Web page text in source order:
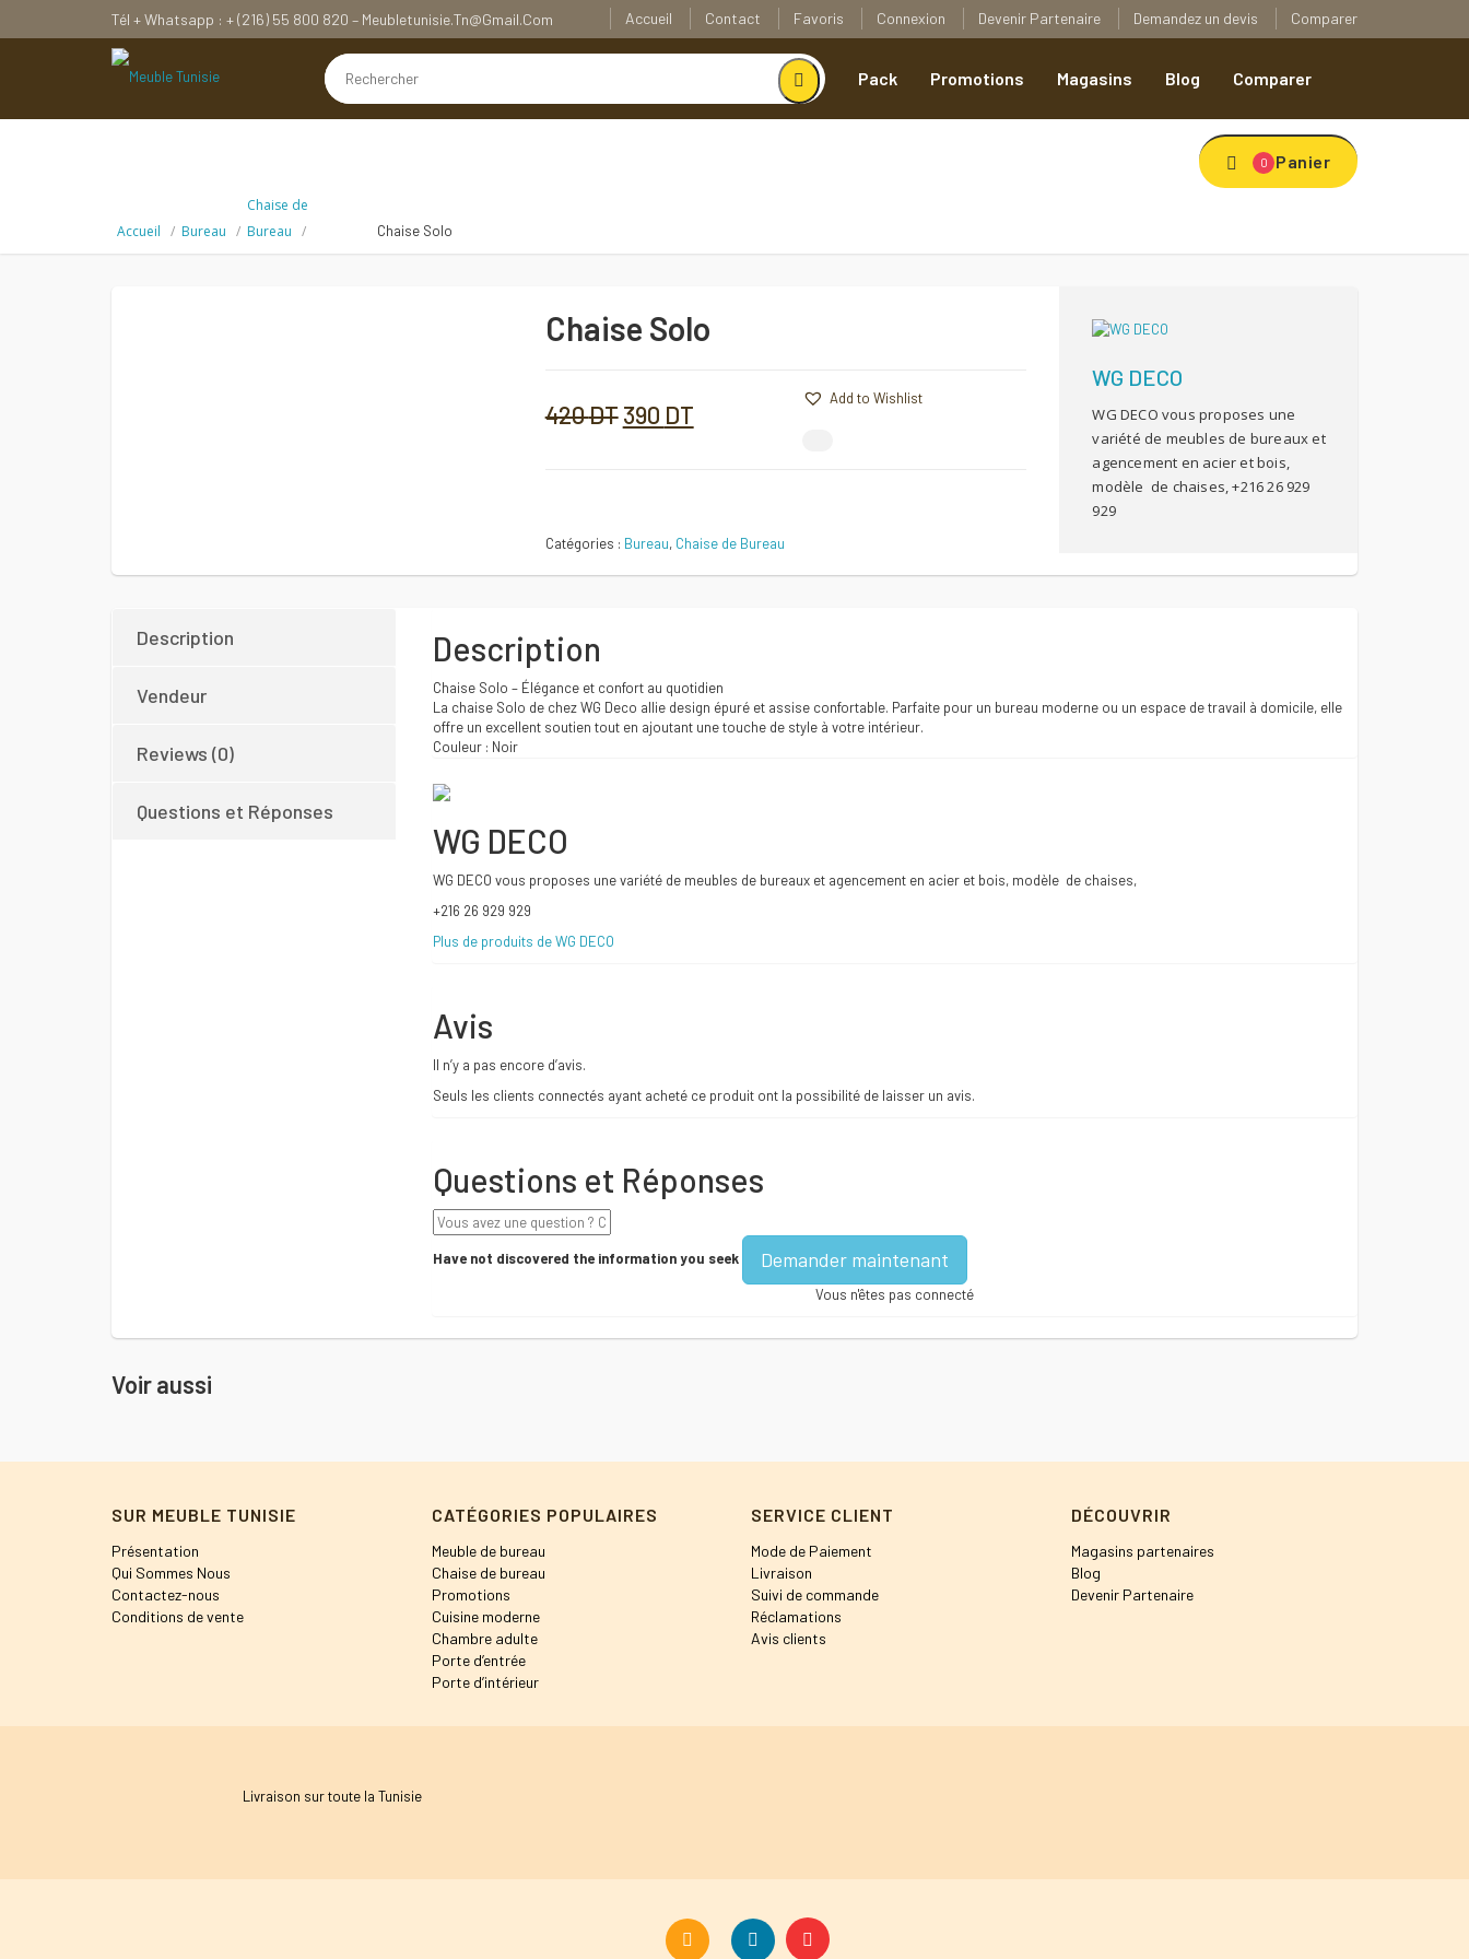
Accueil Contact Favoris Connexion Devenir Partenaire Demandez un devis Comparer
Tél + Whatsapp : + (216) 55 800 820 – Meubletunisie.tn@gmail.com
Pack Promotions Magasins Blog Comparer
0 Panier
Accueil Bureau
Chaise de
Bureau
Chaise Solo
Chaise Solo
420DT Le
était :
390 DTLe
est :
Add to Wishlist
Add to Wishlist
Catégories : Bureau, Chaise de Bureau
WG DECO
WG DECO vous proposes une
variété de meubles de bureaux et
agencement en acier et bois,
modèle de chaises, +216 26 929
929
Description
Vendeur
Reviews (0)
Questions et Réponses
Description
Chaise Solo – Élégance et confort au quotidien
La chaise Solo de chez WG Deco allie design épuré et assise confortable. Parfaite pour un bureau moderne ou un espace de travail à domicile, elle
offre un excellent soutien tout en ajoutant une touche de style à votre intérieur.
Couleur : Noir
WG DECO
WG DECO vous proposes une variété de meubles de bureaux et agencement en acier et bois, modèle de chaises,
+216 26 929 929
Plus de produits de WG DECO
Avis
Il n’y a pas encore d’avis.
Seuls les clients connectés ayant acheté ce produit ont la possibilité de laisser un avis.
Questions et Réponses
Have not discovered the information you seek Demander maintenant
Vous n'êtes pas connecté
Voir aussi
SUR MEUBLE TUNISIE
Présentation
Qui Sommes Nous
Contactez-nous
Conditions de vente
CATÉGORIES POPULAIRES
Meuble de bureau
Chaise de bureau
Promotions
Cuisine moderne
Chambre adulte
Porte d’entrée
Porte d’intérieur
SERVICE CLIENT
Mode de Paiement
Livraison
Suivi de commande
Réclamations
Avis clients
DÉCOUVRIR
Magasins partenaires
Blog
Devenir Partenaire
Livraison sur toute la Tunisie